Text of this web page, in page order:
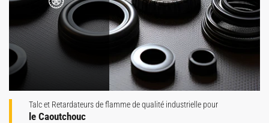
Talc et Retardateurs de flamme de qualité industrielle pour
le Caoutchouc